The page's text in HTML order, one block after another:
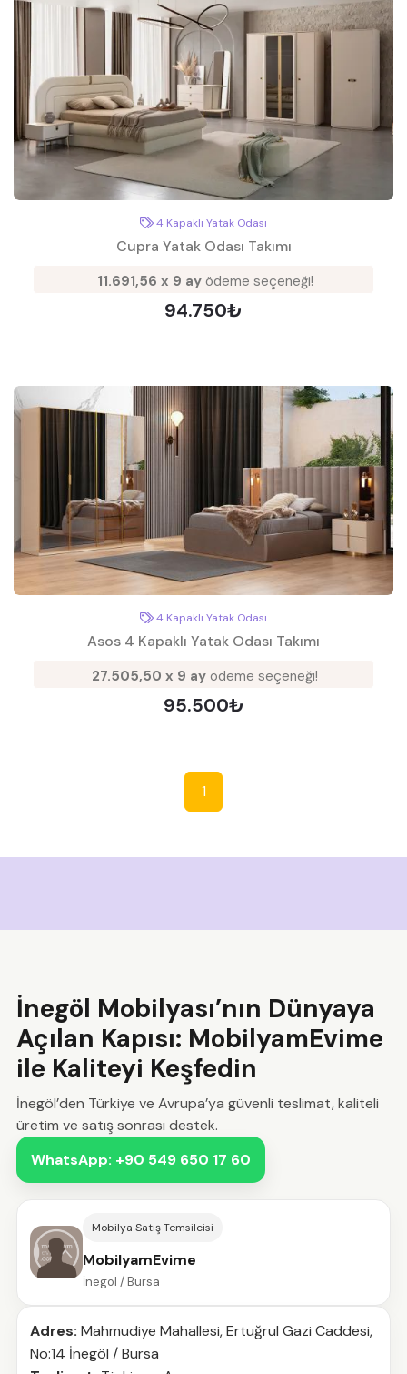
4 Kapaklı Yatak Odası
Cupra Yatak Odası Takımı
11.691,56 x 9 ayödeme seçeneği!
94.750₺
4 Kapaklı Yatak Odası
Asos 4 Kapaklı Yatak Odası Takımı
27.505,50 x 9 ay ödeme seçeneği!
95.500₺
1
İnegöl Mobilyası’nın Dünyaya
Açılan Kapısı: MobilyamEvime
ile Kaliteyi Keşfedin
İnegöl’den Türkiye ve Avrupa’ya güvenli teslimat, kaliteli
üretim ve satış sonrası destek.
WhatsApp: +90 549 650 17 60
Mobilya Satış Temsilcisi
MobilyamEvime
İnegöl / Bursa
Adres: Mahmudiye Mahallesi, Ertuğrul Gazi Caddesi,
No:14 İnegöl / Bursa